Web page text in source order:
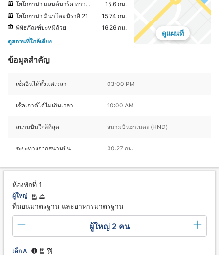
โยโกฮาม่า แลนด์มาร์ค ทาวเวอร์
15.6 กม.
โยโกฮาม่า มินาโตะ มิราอิ 21
15.74 กม.
พิพิธภัณฑ์บะหมี่ถ้วย
16.26 กม.
ดูสถานที่ใกล้เคียง
ดูแผนที่
ข้อมูลสำคัญ
เช็คอินได้ตั้งแต่เวลา 03:00 PM
เช็คเอาต์ได้ไม่เกินเวลา 10:00 AM
สนามบินใกล้ที่สุด สนามบินฮาเนดะ (HND)
ระยะทางจากสนามบิน 30.27 กม.
ห้องพักที่ 1
ผู้ใหญ่
ที่นอนมาตรฐาน และอาหารมาตรฐาน
ผู้ใหญ่ 2 คน
เด็ก A